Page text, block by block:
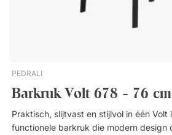
PEDRALI
Barkruk Volt 678 - 76 cm
Praktisch, slijtvast en stijlvol in één Volt
functionele barkruk die modern design